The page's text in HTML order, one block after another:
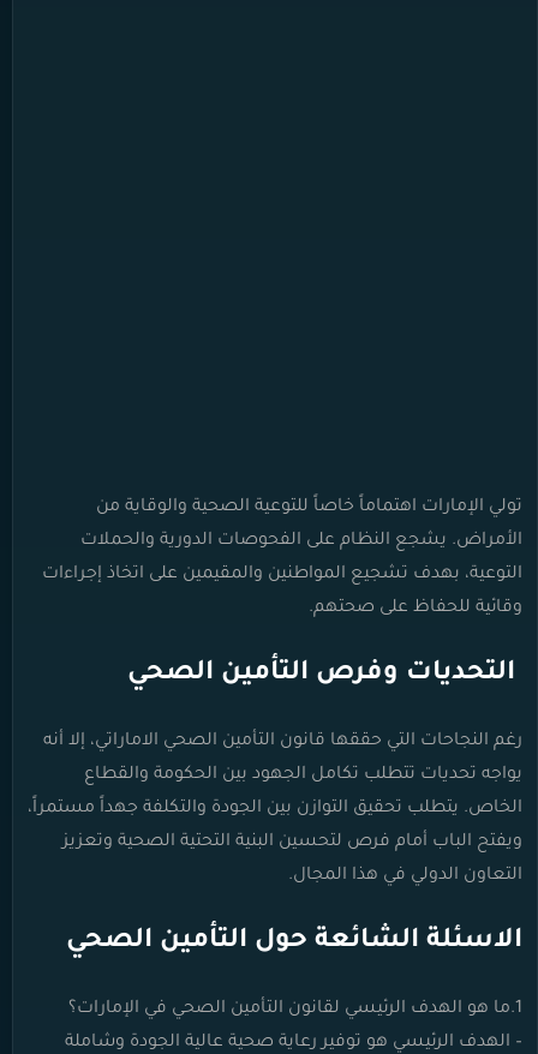
تولي الإمارات اهتماماً خاصاً للتوعية الصحية والوقاية من
الأمراض. يشجع النظام على الفحوصات الدورية والحملات
التوعية، بهدف تشجيع المواطنين والمقيمين على اتخاذ إجراءات
وقائية للحفاظ على صحتهم.
التحديات وفرص التأمين الصحي
رغم النجاحات التي حققها قانون التأمين الصحي الاماراتي، إلا أنه
يواجه تحديات تتطلب تكامل الجهود بين الحكومة والقطاع
الخاص. يتطلب تحقيق التوازن بين الجودة والتكلفة جهداً مستمراً،
ويفتح الباب أمام فرص لتحسين البنية التحتية الصحية وتعزيز
التعاون الدولي في هذا المجال.
الاسئلة الشائعة حول التأمين الصحي
1.ما هو الهدف الرئيسي لقانون التأمين الصحي في الإمارات؟
– الهدف الرئيسي هو توفير رعاية صحية عالية الجودة وشاملة